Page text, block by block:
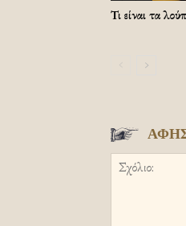
Τι είναι τα